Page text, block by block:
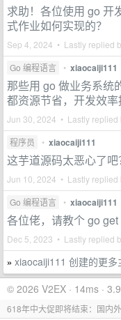
求助！各位使用 go 开
式作业如何实现的？
Sep 4, 2024 • Lastly replied
Go 编程语言 • xiaocaiji111
那些用 go 做业务系统
都资源节省，开发效率
Jun 30, 2024 • Lastly replied
程序员 • xiaocaiji111
这芋道源码太恶心了吧
Jun 10, 2024 • Lastly replied
Go 编程语言 • xiaocaiji111
各位佬，请教个 go get
Dec 5, 2023 • Lastly replied
» xiaocaiji111 创建的更多
© 2026 V2EX · 14ms ·
618年中大促即将结束：国内